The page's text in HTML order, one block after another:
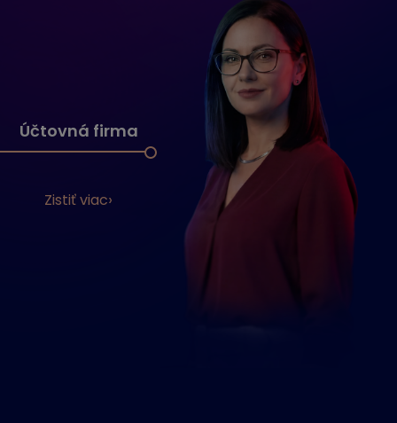
Účtovná firma
Zistiť viac